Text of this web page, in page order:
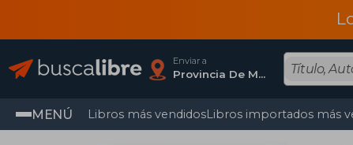
Enviar a
Provincia De Madrid
MENÚ Libros más vendidosLibros importados más